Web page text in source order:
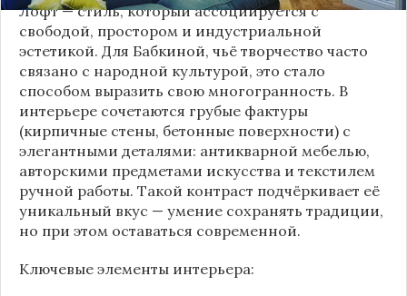
Лофт — стиль, который ассоциируется с
свободой, простором и индустриальной
эстетикой. Для Бабкиной, чьё творчество часто
связано с народной культурой, это стало
способом выразить свою многогранность. В
интерьере сочетаются грубые фактуры
(кирпичные стены, бетонные поверхности) с
элегантными деталями: антикварной мебелью,
авторскими предметами искусства и текстилем
ручной работы. Такой контраст подчёркивает её
уникальный вкус — умение сохранять традиции,
но при этом оставаться современной.
Ключевые элементы интерьера: